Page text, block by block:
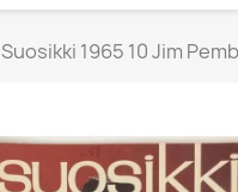
Suosikki 1965 10 Jim